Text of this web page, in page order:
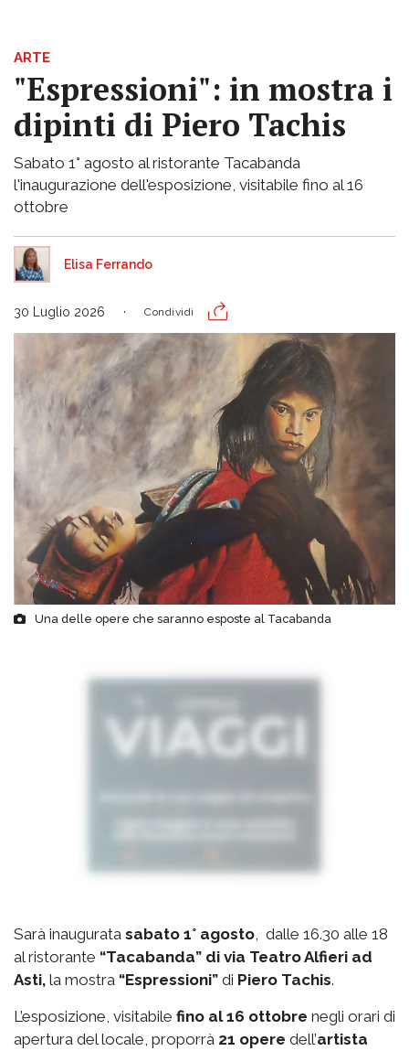
ARTE
"Espressioni": in mostra i
dipinti di Piero Tachis
Sabato 1° agosto al ristorante Tacabanda
l'inaugurazione dell'esposizione, visitabile fino al 16
ottobre
Elisa Ferrando
30 Luglio 2026 Condividi
Una delle opere che saranno esposte al Tacabanda
Sarà inaugurata sabato 1° agosto , dalle 16.30 alle 18
al ristorante “Tacabanda” di via Teatro Alfieri ad
Asti, la mostra “Espressioni” di Piero Tachis.
L’esposizione, visitabile fino al 16 ottobre negli orari di
apertura del locale, proporrà 21 opere dell’artista